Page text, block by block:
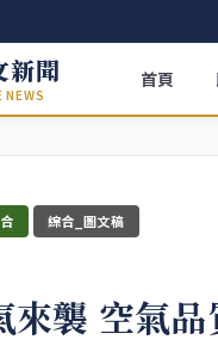
新聞
NEWS
首頁
綜合_圖文稿
來襲 空氣